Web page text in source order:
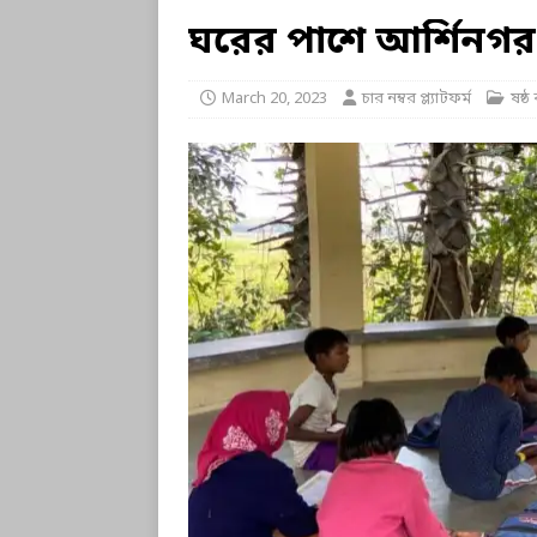
ঘরের পাশে আর্শিনগর
March 20, 2023 চার নম্বর প্ল্যাটফর্ম ষষ্ঠ